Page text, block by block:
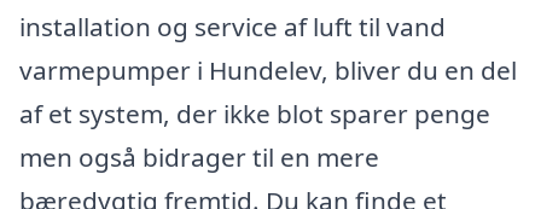
installation og service af luft til vand
varmepumper i Hundelev, bliver du en del
af et system, der ikke blot sparer penge
men også bidrager til en mere
bæredygtig fremtid. Du kan finde et